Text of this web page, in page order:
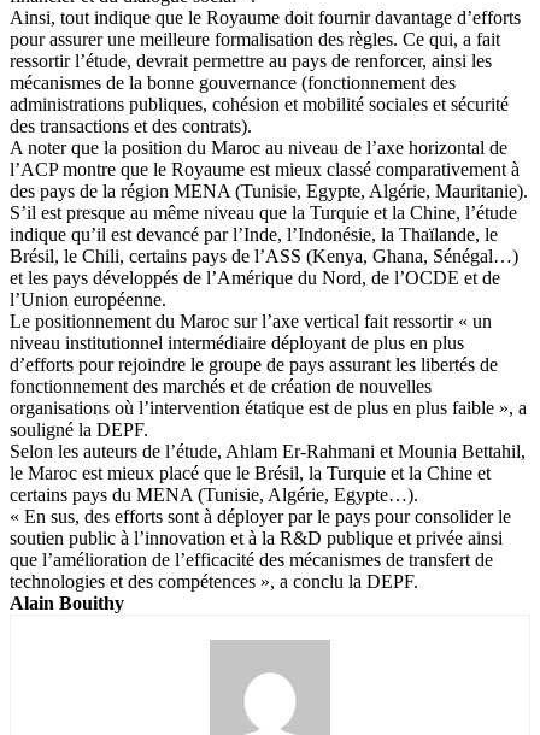
Ainsi, tout indique que le Royaume doit fournir davantage d’efforts
pour assurer une meilleure formalisation des règles. Ce qui, a fait
ressortir l’étude, devrait permettre au pays de renforcer, ainsi les
mécanismes de la bonne gouvernance (fonctionnement des
administrations publiques, cohésion et mobilité sociales et sécurité
des transactions et des contrats).
A noter que la position du Maroc au niveau de l’axe horizontal de
l’ACP montre que le Royaume est mieux classé comparativement à
des pays de la région MENA (Tunisie, Egypte, Algérie, Mauritanie).
S’il est presque au même niveau que la Turquie et la Chine, l’étude
indique qu’il est devancé par l’Inde, l’Indonésie, la Thaïlande, le
Brésil, le Chili, certains pays de l’ASS (Kenya, Ghana, Sénégal…)
et les pays développés de l’Amérique du Nord, de l’OCDE et de
l’Union européenne.
Le positionnement du Maroc sur l’axe vertical fait ressortir « un
niveau institutionnel intermédiaire déployant de plus en plus
d’efforts pour rejoindre le groupe de pays assurant les libertés de
fonctionnement des marchés et de création de nouvelles
organisations où l’intervention étatique est de plus en plus faible », a
souligné la DEPF.
Selon les auteurs de l’étude, Ahlam Er-Rahmani et Mounia Bettahil,
le Maroc est mieux placé que le Brésil, la Turquie et la Chine et
certains pays du MENA (Tunisie, Algérie, Egypte…).
« En sus, des efforts sont à déployer par le pays pour consolider le
soutien public à l’innovation et à la R&D publique et privée ainsi
que l’amélioration de l’efficacité des mécanismes de transfert de
technologies et des compétences », a conclu la DEPF.
Alain Bouithy